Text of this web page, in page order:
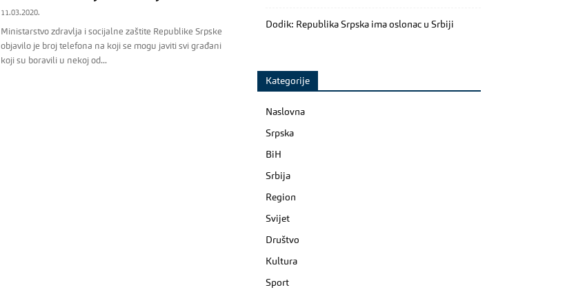
11.03.2020.
Ministarstvo zdravlja i socijalne zaštite Republike Srpske
objavilo je broj telefona na koji se mogu javiti svi građani
koji su boravili u nekoj od...
Dodik: Republika Srpska ima oslonac u Srbiji
Kategorije
Naslovna
Srpska
BiH
Srbija
Region
Svijet
Društvo
Kultura
Sport